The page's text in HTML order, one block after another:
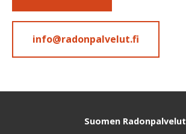
info@radonpalvelut.fi
Suomen Radonpalvelut